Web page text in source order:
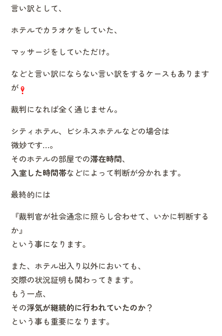
言い訳として、
ホテルでカラオケをしていた、
マッサージをしていただけ。
などと言い訳にならない言い訳をするケースもあります
が
裁判になれば全く通じません。
シティホテル、ビシネスホテルなどの場合は
微妙です…。
そのホテルの部屋での滞在時間、
入室した時間帯などによって判断が分かれます。
最終的には
『裁判官が社会通念に照らし合わせて、いかに判断する
か』
という事になります。
また、ホテル出入り以外においても、
交際の状況証明も関わってきます。
もう一点、
その浮気が継続的に行われていたのか？
という事も重要になります。